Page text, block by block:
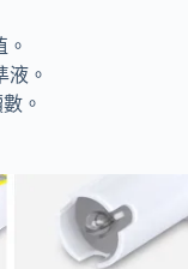
液。
。